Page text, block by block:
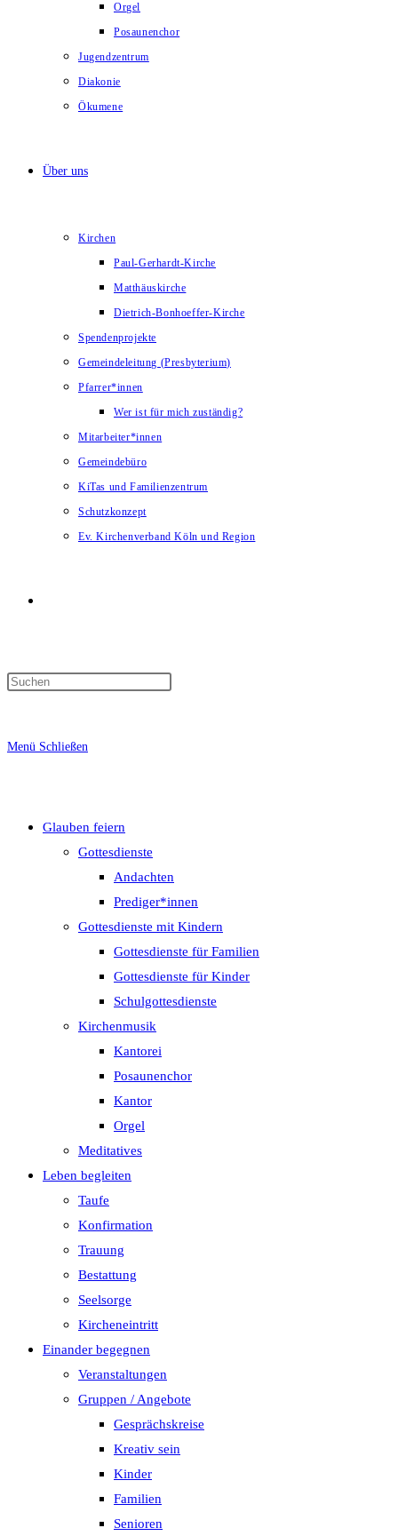
Orgel
Posaunenchor
Jugendzentrum
Diakonie
Ökumene
Über uns
Kirchen
Paul-Gerhardt-Kirche
Matthäuskirche
Dietrich-Bonhoeffer-Kirche
Spendenprojekte
Gemeindeleitung (Presbyterium)
Pfarrer*innen
Wer ist für mich zuständig?
Mitarbeiter*innen
Gemeindebüro
KiTas und Familienzentrum
Schutzkonzept
Ev. Kirchenverband Köln und Region
Menü Schließen
Glauben feiern
Gottesdienste
Andachten
Prediger*innen
Gottesdienste mit Kindern
Gottesdienste für Familien
Gottesdienste für Kinder
Schulgottesdienste
Kirchenmusik
Kantorei
Posaunenchor
Kantor
Orgel
Meditatives
Leben begleiten
Taufe
Konfirmation
Trauung
Bestattung
Seelsorge
Kircheneintritt
Einander begegnen
Veranstaltungen
Gruppen / Angebote
Gesprächskreise
Kreativ sein
Kinder
Familien
Senioren